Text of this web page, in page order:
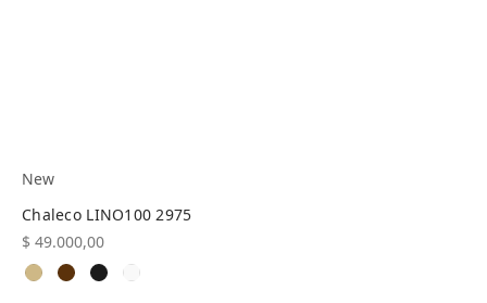
New
Chaleco LINO100 2975
$ 49.000,00